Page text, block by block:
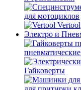
для мотоциклов
Vertool
Электро и
Гайковерты